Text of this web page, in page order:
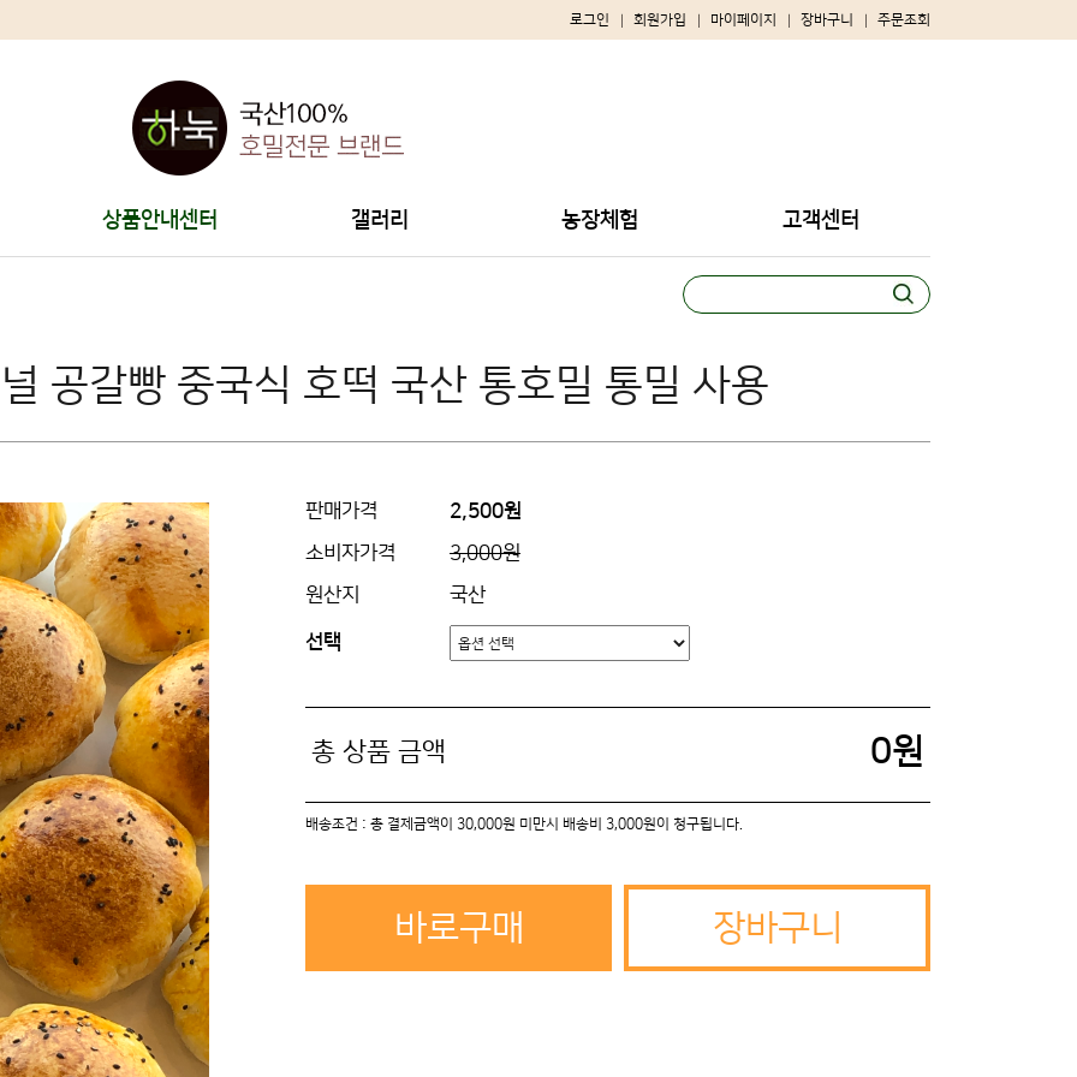
로그인 회원가입 마이페이지 장바구니 주문조회
상품안내센터 갤러리 농장체험 고객센터
공갈빵 중국식 호떡 국산 통호밀 통밀 사용
판매가격
2,500원
소비자가격
3,000원
원산지
국산
선택
총 상품 금액 0원
배송조건 : 총 결제금액이 30,000원 미만시 배송비 3,000원이 청구됩니다.
바로구매 장바구니